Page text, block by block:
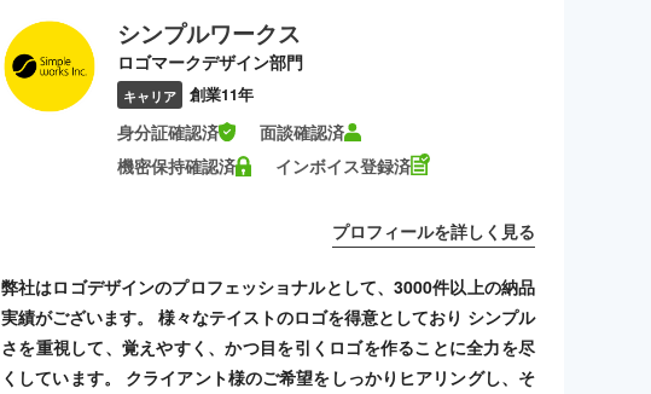
シンプルワークス
ロゴマークデザイン部門
キャリア 創業11年
身分証確認済
面談確認済
機密保持確認済
インボイス登録済
プロフィールを詳しく見る
弊社はロゴデザインのプロフェッショナルとして、3000件以上の納品
実績がございます。 様々なテイストのロゴを得意としており シンプル
さを重視して、覚えやすく、かつ目を引くロゴを作ることに全力を尽
くしています。 クライアント様のご希望をしっかりヒアリングし、そ